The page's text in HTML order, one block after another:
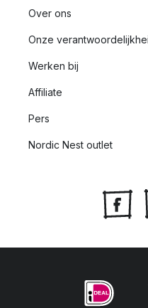
Over ons
Onze
Werken bij
Affiliate
Pers
Nordic Nest outlet